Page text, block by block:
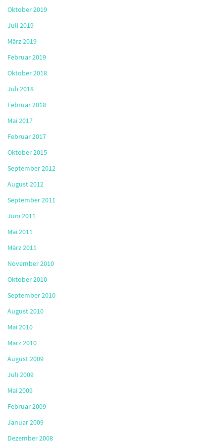
Oktober 2019
Juli 2019
März 2019
Februar 2019
Oktober 2018
Juli 2018
Februar 2018
Mai 2017
Februar 2017
Oktober 2015
September 2012
August 2012
September 2011
Juni 2011
Mai 2011
März 2011
November 2010
Oktober 2010
September 2010
August 2010
Mai 2010
März 2010
August 2009
Juli 2009
Mai 2009
Februar 2009
Januar 2009
Dezember 2008